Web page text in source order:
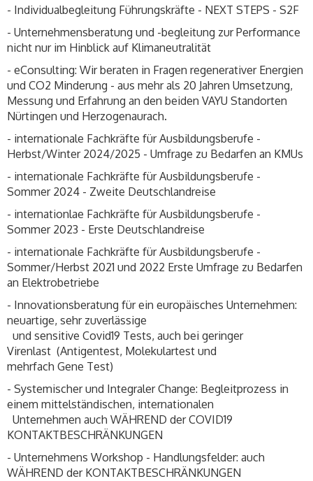
- Individualbegleitung Führungskräfte - NEXT STEPS - S2F
- Unternehmensberatung und -begleitung zur Performance
nicht nur im Hinblick auf Klimaneutralität
- eConsulting: Wir beraten in Fragen regenerativer Energien
und CO2 Minderung - aus mehr als 20 Jahren Umsetzung,
Messung und Erfahrung an den beiden VAYU Standorten
Nürtingen und Herzogenaurach.
- internationale Fachkräfte für Ausbildungsberufe -
Herbst/Winter 2024/2025 - Umfrage zu Bedarfen an KMUs
- internationale Fachkräfte für Ausbildungsberufe -
Sommer 2024 - Zweite Deutschlandreise
- internationlae Fachkräfte für Ausbildungsberufe -
Sommer 2023 - Erste Deutschlandreise
- internationale Fachkräfte für Ausbildungsberufe -
Sommer/Herbst 2021 und 2022 Erste Umfrage zu Bedarfen
an Elektrobetriebe
- Innovationsberatung für ein europäisches Unternehmen:
neuartige, sehr zuverlässige
und sensitive Covid19 Tests, auch bei geringer
Virenlast (Antigentest, Molekulartest und
mehrfach Gene Test)
- Systemischer und Integraler Change: Begleitprozess in
einem mittelständischen, internationalen
Unternehmen auch WÄHREND der COVID19
KONTAKTBESCHRÄNKUNGEN
- Unternehmens Workshop - Handlungsfelder: auch
WÄHREND der KONTAKTBESCHRÄNKUNGEN